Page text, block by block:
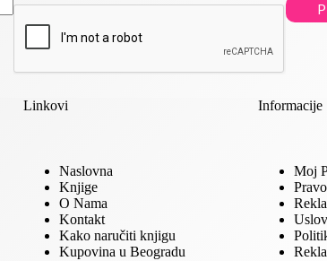
Linkovi
Naslovna
Knjige
O Nama
Kontakt
Kako naručiti knjigu
Kupovina u Beogradu
Informacije
Moj